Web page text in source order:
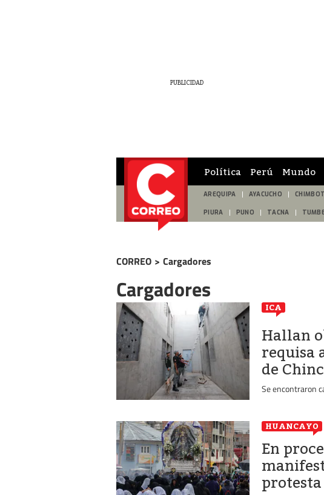
Política Perú Mundo
AREQUIPA AYACUCHO
PIURA PUNO TACNA
CORREO > Cargadores
Cargadores
ICA
Hallan
requisa
de
Se encontraron
HUANCAYO
En
protesta